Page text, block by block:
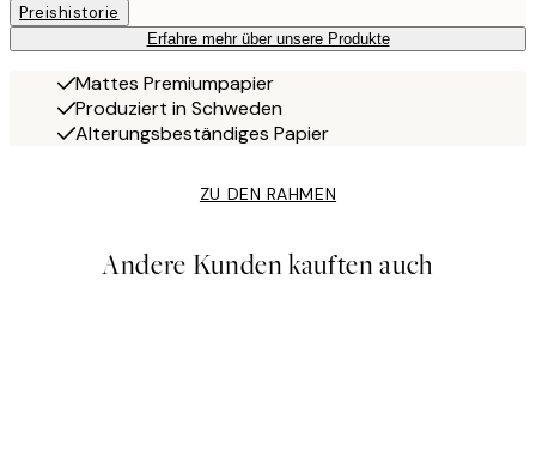
Preishistorie
Erfahre mehr über unsere Produkte
Mattes Premiumpapier
Produziert in Schweden
Alterungsbeständiges Papier
ZU DEN RAHMEN
Andere Kunden kauften auch